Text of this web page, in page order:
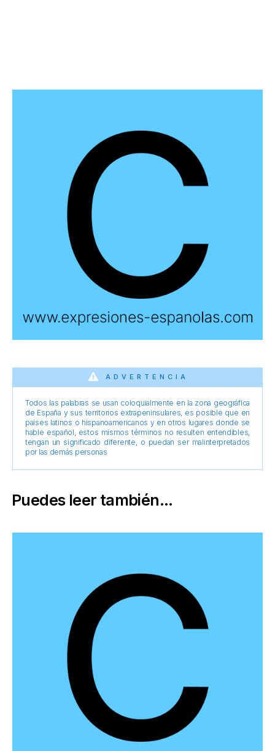
ADVERTENCIA
Todos las palabras se usan coloquialmente en la zona geográfica
de España y sus territorios extrapeninsulares, es posible que en
países latinos o hispanoamericanos y en otros lugares donde se
hable español, estos mismos términos no resulten entendibles,
tengan un significado diferente, o puedan ser malinterpretados
por las demás personas
Puedes leer también...